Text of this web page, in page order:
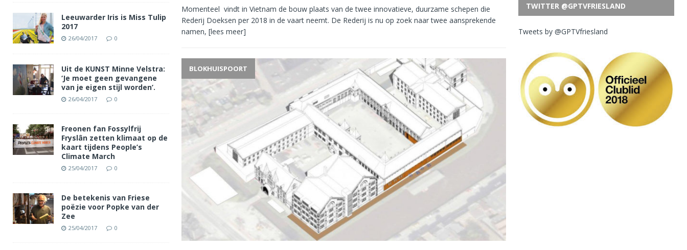
Momenteel vindt in Vietnam de bouw plaats van de twee innovatieve, duurzame schepen die
Rederij Doeksen per 2018 in de vaart neemt. De Rederij is nu op zoek naar twee aansprekende
namen, [lees meer]
BLOKHUISPOORT
Leeuwarder Iris is Miss Tulip
2017
26/04/2017 0
Uit de KUNST Minne Velstra:
‘Je moet geen gevangene
van je eigen stijl worden’.
26/04/2017 0
Freonen fan Fossylfrij
Fryslân zetten klimaat op de
kaart tijdens People’s
Climate March
25/04/2017 0
De betekenis van Friese
poëzie voor Popke van der
Zee
25/04/2017 0
TWITTER @GPTVFRIESLAND
Tweets by @GPTVfriesland